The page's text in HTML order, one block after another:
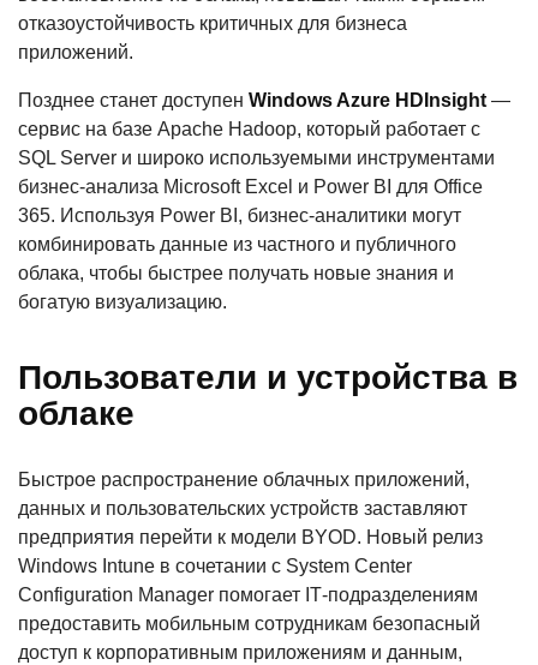
отказоустойчивость критичных для бизнеса
приложений.
Позднее станет доступен Windows Azure HDInsight —
сервис на базе Apache Hadoop, который работает с
SQL Server и широко используемыми инструментами
бизнес-анализа Microsoft Excel и Power BI для Office
365. Используя Power BI, бизнес-аналитики могут
комбинировать данные из частного и публичного
облака, чтобы быстрее получать новые знания и
богатую визуализацию.
Пользователи и устройства в
облаке
Быстрое распространение облачных приложений,
данных и пользовательских устройств заставляют
предприятия перейти к модели BYOD. Новый релиз
Windows Intune в сочетании с System Center
Configuration Manager помогает IТ-подразделениям
предоставить мобильным сотрудникам безопасный
доступ к корпоративным приложениям и данным,